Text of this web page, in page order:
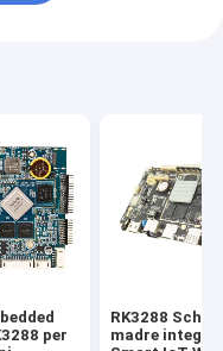
per
RK3288
madre